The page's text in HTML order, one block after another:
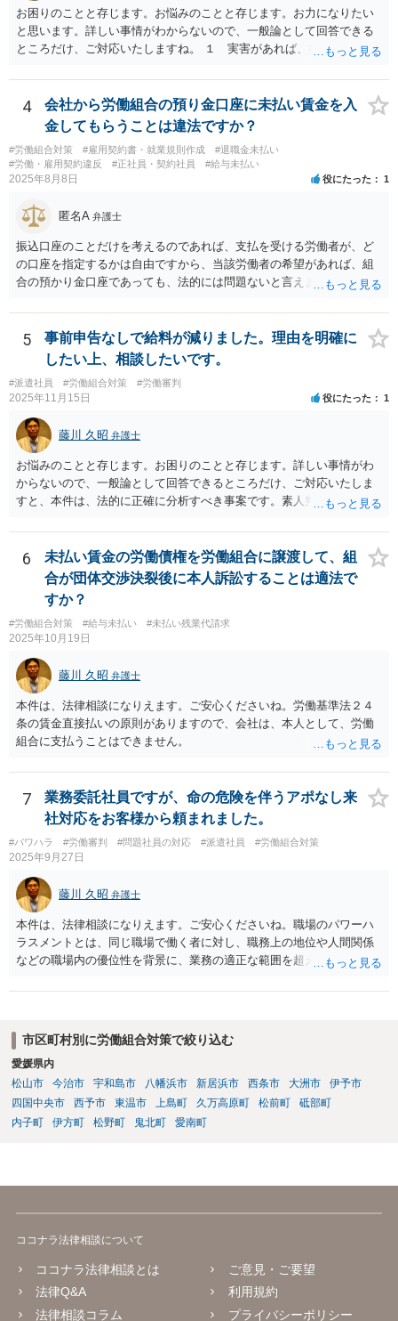
ます。 組合員の相談についても，基本的に受任まで考えてもらえるこ
とができるのかも検討要素の一つかもしれません。
お困りのことと存じます。お悩みのことと存じます。お力になりたい
と思います。詳しい事情がわからないので、一般論として回答できる
ところだけ、ご対応いたしますね。 １ 実害があれば、損害賠償請求
限らないです。損害賠償請求は可能ですが、損害との因果関係の立証
が容易ではないと思われます。客観的証拠が不可欠です。 ２ 休職期
間満了による退職・解雇について無効だと争える可能性が高いです。
法的責任をきちんと追及されたい場合には、労務管理と労働法にかな
り詳しく、上記に関係した法理等にも通じた弁護士等に相談し、法的
に正確に分析してもらい、今後の対応を検討するべきです。良い解決
4
会社から労働組合の預り金口座に未払い賃金を入
金してもらうことは違法ですか？
#労働組合対策 #雇用契約書・就業規則作成
#退職金未払い
#労働・雇用契約違反
#正社員・契約社員 #給与未払い
2025年8月8日 役にたった 1
匿名A 弁護士
振込口座のことだけを考えるのであれば、支払を受ける労働者が、ど
の口座を指定するかは自由ですから、当該労働者の希望があれば、組
合の預かり金口座であっても、法的には問題ないと言えます。 ただ
ると、場合によっては非弁の問題が生じる可能性が考えられます。
5
事前申告なしで給料が減りました。理由を明確に
したい上、相談したいです。
#派遣社員 #労働組合対策 #労働審判
2025年11月15日 役にたった 1
藤川 久昭 弁護士
お悩みのことと存じます。お困りのことと存じます。詳しい事情がわ
からないので、一般論として回答できるところだけ、ご対応いたしま
すと、本件は、法的に正確に分析すべき事案です。素人判断は大いに
しい案件です。労働組合への相談も有効です。就業規則の変更では変
更できない労働条件の場合（労働契約法１０条但書）は、労働者の同
意が必要です。この場合、真の同意がいるとされる場合も十分にあり
ます。就業規則の不利益変更問題であれば労働契約法１０条本文に基
づいて判断されます。周知性と合理性の要件の有無が問題となりま
す。合理性は必要性、不利益性、相当性、その他の要素から判断され
ます。良い解決になりますよう祈念しております。法的責任をきちん
と追及されたい場合には、労働法にかなり詳しく、上記に関係した法
理等にも通じた弁護士等に相談し、法的に正確に分析してもらい、今
後の対応を検討するべきです。
6
未払い賃金の労働債権を労働組合に譲渡して、組
合が団体交渉決裂後に本人訴訟することは適法で
すか？
#労働組合対策 #給与未払い #未払い残業代請求
2025年10月19日
藤川 久昭 弁護士
本件は、法律相談になりえます。ご安心くださいね。労働基準法２４
条の賃金直接払いの原則がありますので、会社は、本人として、労働
組合に支払うことはできません。
7
業務委託社員ですが、命の危険を伴うアポなし来
社対応をお客様から頼まれました。
#パワハラ #労働審判 #問題社員の対応 #派遣社員 #労働組合対策
2025年9月27日
藤川 久昭 弁護士
本件は、法律相談になりえます。ご安心くださいね。職場のパワーハ
ラスメントとは、同じ職場で働く者に対し、職務上の地位や人間関係
などの職場内の優位性を背景に、業務の適正な範囲を超えて、精神
本件の言動が、これらに該当するかどうか、証拠に基づいて、子細な
きちんと追及されたい場合には、労働法にかなり詳しく、上記に関係
した法理等にも通じた弁護士等に相談し、法的に正確に分析してもら
い、今後の対応を検討するべきです。
市区町村別に労働組合対策で絞り込む
愛媛県内
松山市
今治市 宇和島市 八幡浜市 新居浜市 西条市 大洲市
伊予市
四国中央市
西予市 東温市 上島町 久万高原町 松前町
砥部町
内子町
伊方町 松野町 鬼北町 愛南町
ココナラ法律相談について
ココナラ法律相談とは
法律Q&A
法律相談コラム
ご意見・ご要望
利用規約
プライバシーポリシー